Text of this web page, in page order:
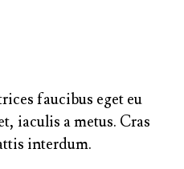
faucibus eget eu
iaculis a metus. Cras
interdum.